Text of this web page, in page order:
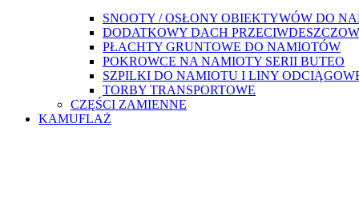
SNOOTY / OSŁONY OBIEKTYWÓW DO
DODATKOWY DACH
PŁACHTY GRUNTOWE DO NAMIOTÓW
POKROWCE NA NAMIOTY SERII BUTEO
SZPILKI DO NAMIOTU I LINY
TORBY TRANSPORTOWE
CZĘŚCI ZAMIENNE
KAMUFLAŻ